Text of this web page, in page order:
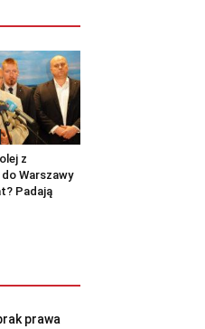
z
Warszawy
Padają
prawa